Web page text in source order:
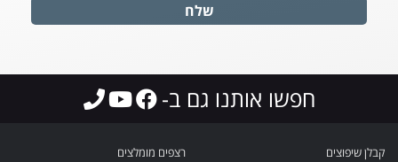
שלח
חפשו אותנו גם ב-
קבלן שיפוצים
רצפים מומלצים